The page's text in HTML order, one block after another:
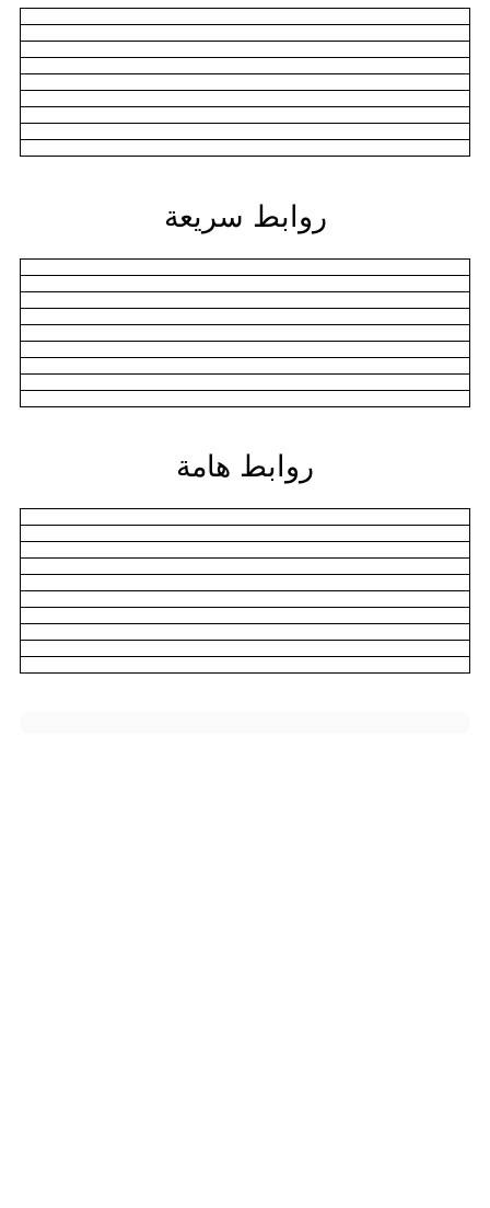
روابط سريعة
روابط هامة